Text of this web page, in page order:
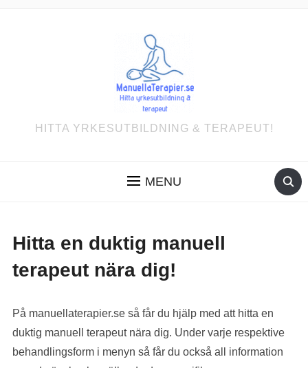
HITTA YRKESUTBILDNING & TERAPEUT!
MENU
Hitta en duktig manuell
terapeut nära dig!
På manuellaterapier.se så får du hjälp med att hitta en
duktig manuell terapeut nära dig. Under varje respektive
behandlingsform i menyn så får du också all information